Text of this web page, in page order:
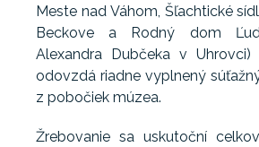
Meste nad Váhom, Šľachtické
Beckove a Rodný dom
Alexandra Dubčeka v Uhrovci)
odovzdá riadne vyplnený
z pobočiek múzea.
Žrebovanie sa uskutoční